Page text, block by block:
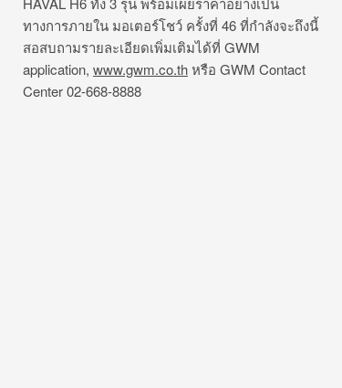
ทางการภายใน มอเตอร์โชว์ ครั้งที่ 46 ที่กำลังจะถึงนี้
สอสบถามรายละเอียดเพิ่มเติมได้ที่ GWM
application, www.gwm.co.thหรือ GWM Contact
Center 02-668-8888